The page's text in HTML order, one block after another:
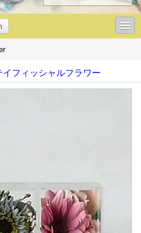
はフィッシャルフラワー